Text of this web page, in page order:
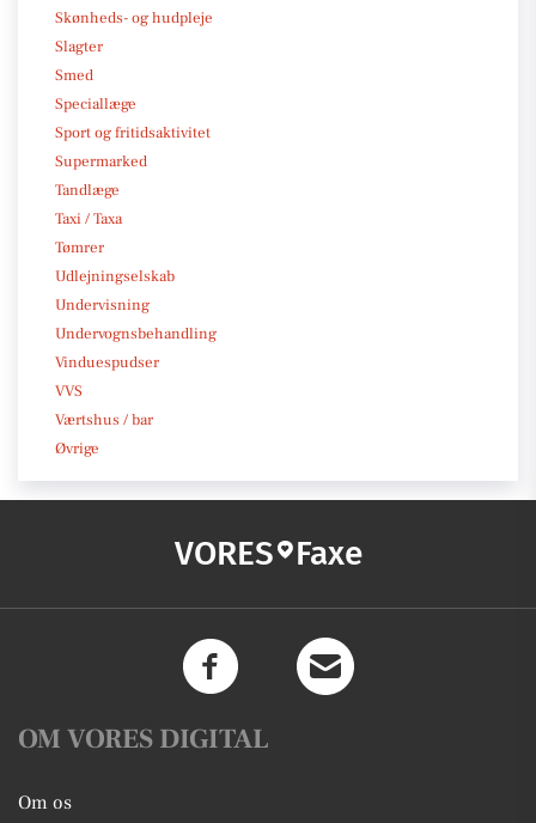
Skønheds- og hudpleje
Slagter
Smed
Speciallæge
Sport og fritidsaktivitet
Supermarked
Tandlæge
Taxi / Taxa
Tømrer
Udlejningselskab
Undervisning
Undervognsbehandling
Vinduespudser
VVS
Værtshus / bar
Øvrige
VORES Faxe
OM VORES DIGITAL
Om os